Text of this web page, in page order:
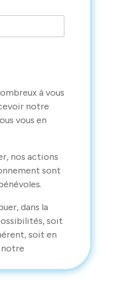
à vous
notre
vous en
nos actions
sont
dans la
soit
soit en
notre